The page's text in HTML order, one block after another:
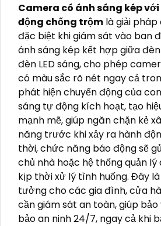
Camera có ánh sáng kép
động chống trộm là giải pháp
đặc biệt khi giám sát vào ban
ánh sáng kép kết hợp giữa
đèn LED sáng, cho phép
có màu sắc rõ nét ngay cả
phát hiện chuyển động của
sáng tự động kích hoạt, tạo
mạnh mẽ, giúp ngăn chặn kẻ
năng trước khi xảy ra hành
thời, chức năng báo động sẽ
chủ nhà hoặc hệ thống quản lý
kịp thời xử lý tình huống. Đây
tưởng cho các gia đình, cửa
cần giám sát an toàn, giúp
bảo an ninh 24/7, ngay cả khi